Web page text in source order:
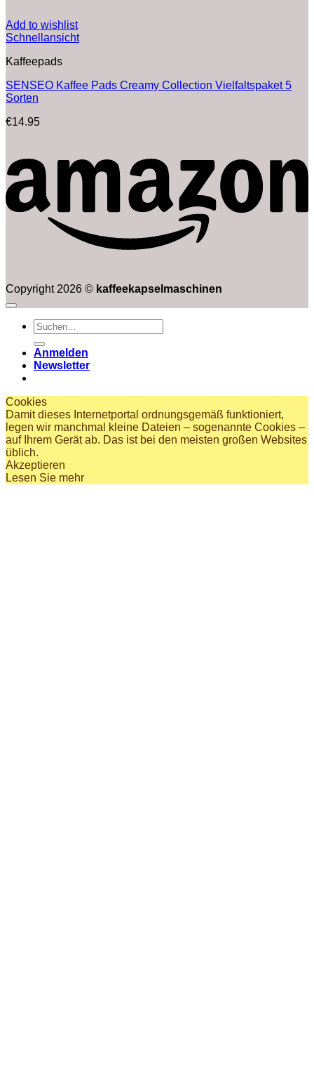
Add to wishlist
Schnellansicht
Kaffeepads
SENSEO Kaffee Pads Creamy Collection Vielfaltspaket 5
Sorten
€14.95
Copyright 2026 © kaffeekapselmaschinen
Suchen
nach:
Anmelden
Newsletter
Cookies
Damit dieses Internetportal ordnungsgemäß funktioniert,
legen wir manchmal kleine Dateien – sogenannte Cookies –
auf Ihrem Gerät ab. Das ist bei den meisten großen Websites
üblich.
Akzeptieren
Lesen Sie mehr